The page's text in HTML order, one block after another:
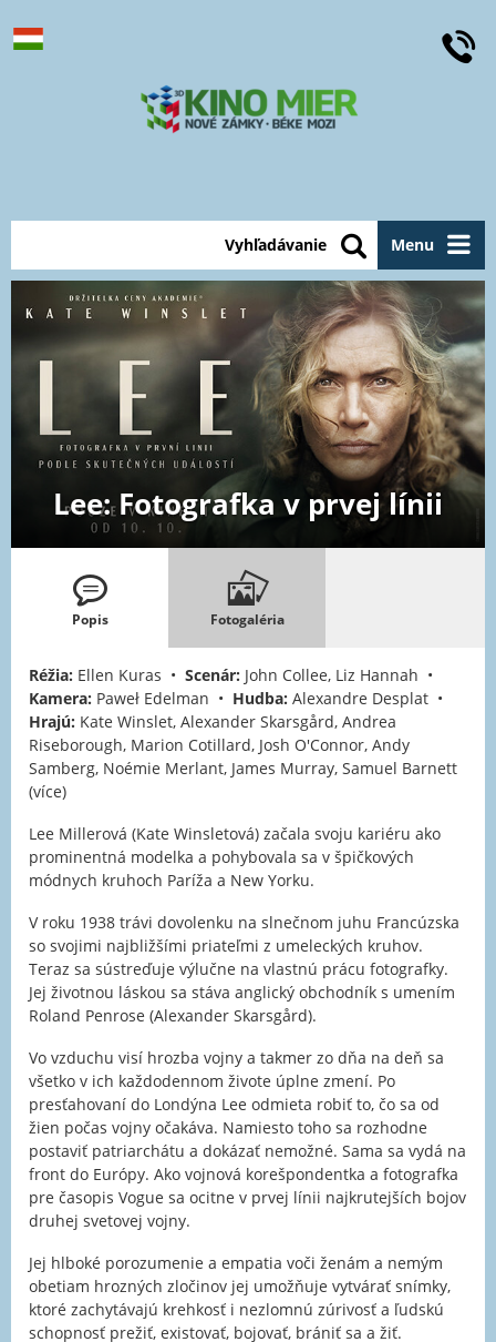
Menu
Vyhľadávanie
Lee: Fotografka v prvej línii
Popis Fotogaléria
Réžia: Ellen Kuras • Scenár: John Collee, Liz Hannah •
Kamera: Paweł Edelman • Hudba: Alexandre Desplat •
Hrajú: Kate Winslet, Alexander Skarsgård, Andrea
Riseborough, Marion Cotillard, Josh O'Connor, Andy
Samberg, Noémie Merlant, James Murray, Samuel Barnett
(více)
Lee Millerová (Kate Winsletová) začala svoju kariéru ako
prominentná modelka a pohybovala sa v špičkových
módnych kruhoch Paríža a New Yorku.
V roku 1938 trávi dovolenku na slnečnom juhu Francúzska
so svojimi najbližšími priateľmi z umeleckých kruhov.
Teraz sa sústreďuje výlučne na vlastnú prácu fotografky.
Jej životnou láskou sa stáva anglický obchodník s umením
Roland Penrose (Alexander Skarsgård).
Vo vzduchu visí hrozba vojny a takmer zo dňa na deň sa
všetko v ich každodennom živote úplne zmení. Po
presťahovaní do Londýna Lee odmieta robiť to, čo sa od
žien počas vojny očakáva. Namiesto toho sa rozhodne
postaviť patriarchátu a dokázať nemožné. Sama sa vydá na
front do Európy. Ako vojnová korešpondentka a fotografka
pre časopis Vogue sa ocitne v prvej línii najkrutejších bojov
druhej svetovej vojny.
Jej hlboké porozumenie a empatia voči ženám a nemým
obetiam hrozných zločinov jej umožňuje vytvárať snímky,
ktoré zachytávajú krehkosť i nezlomnú zúrivosť a ľudskú
schopnosť prežiť, existovať, bojovať, brániť sa a žiť.